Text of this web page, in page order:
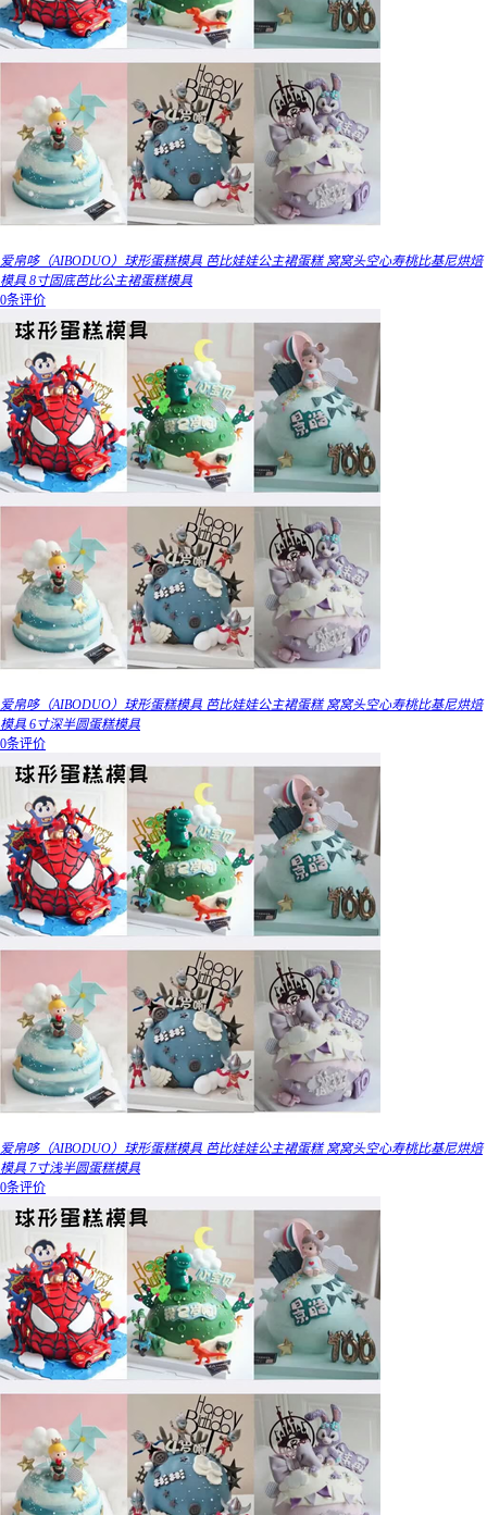
爱帛哆（AIBODUO）球形蛋糕模具 芭比娃娃公主裙蛋糕 窝窝头空心寿桃比基尼烘焙
模具 8寸固底芭比公主裙蛋糕模具
0条评价
爱帛哆（AIBODUO）球形蛋糕模具 芭比娃娃公主裙蛋糕 窝窝头空心寿桃比基尼烘焙
模具 6寸深半圆蛋糕模具
0条评价
爱帛哆（AIBODUO）球形蛋糕模具 芭比娃娃公主裙蛋糕 窝窝头空心寿桃比基尼烘焙
模具 7寸浅半圆蛋糕模具
0条评价